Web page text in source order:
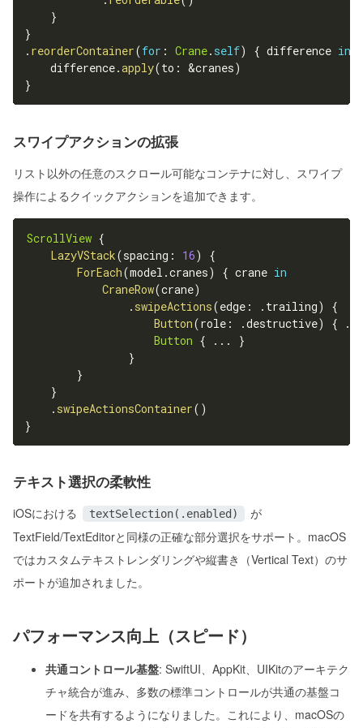
}
}
. reorderContainer(for : Crane. self) { difference in
    difference
.apply(to : &cranes)
}
スワイプアクションの拡張
リスト以外の任意のスクロール可能なコンテナに対し、スワイプ
操作によるクイックアクションを追加できます。
ScrollView {
LazyVStack(spacing : 16)
{
ForEach(model .cranes) { crane in
CraneRow(crane)
. swipeActions(edge : . trailing)
{
Button(role : .destructive) { .
Button { . . .
}
}
}
}
. swipeActionsContainer( )
}
テキスト選択の柔軟性
iOSにおける textSelection(.enabled)
が
TextField/TextEditorと同様の正確な部分選択をサポート。macOS
ではカスタムテキストレンダリングや縦書き（Vertical Text）のサ
ポートが追加されました。
パフォーマンス向上（スピード）
共通コントロール基盤: SwiftUI、AppKit、UIKitのアーキテク
チャ統合が進み、多数の標準コントロールが共通の基盤コ
ードを共有するようになりました。これにより、macOSの